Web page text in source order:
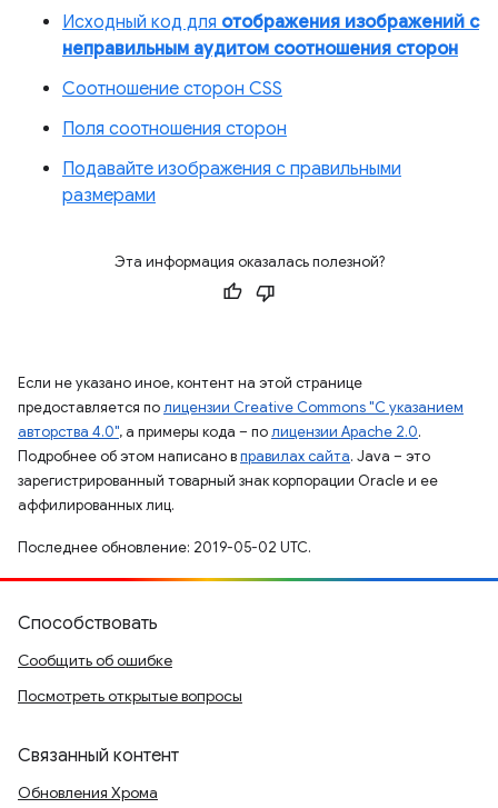
Исходный код для отображения изображений с
неправильным аудитом соотношения сторон
Соотношение сторон CSS
Поля соотношения сторон
Подавайте изображения с правильными
размерами
Эта информация оказалась полезной?
Если не указано иное, контент на этой странице
предоставляется полицензии Creative Commons "С указанием
авторства 4.0", а примеры кода – полицензии Apache 2.0.
Подробнее об этом написано вправилах сайта. Java – это
зарегистрированный товарный знак корпорации Oracle и ее
аффилированных лиц.
Последнее обновление: 2019-05-02 UTC.
Способствовать
Сообщить об ошибке
Посмотреть открытые вопросы
Связанный контент
Обновления Хрома